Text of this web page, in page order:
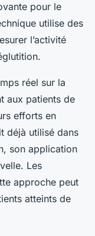
pour le
utilise des
l’activité
réel sur la
aux patients de
efforts en
déjà utilisé dans
son application
Les
approche peut
atteints de